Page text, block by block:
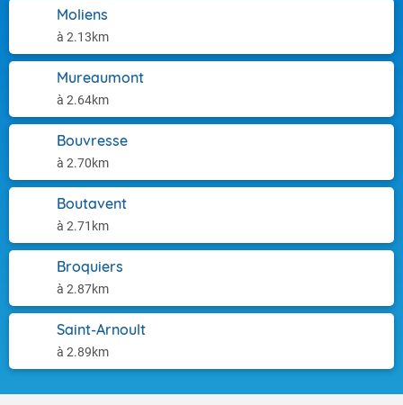
Moliens
à 2.13km
Mureaumont
à 2.64km
Bouvresse
à 2.70km
Boutavent
à 2.71km
Broquiers
à 2.87km
Saint-Arnoult
à 2.89km